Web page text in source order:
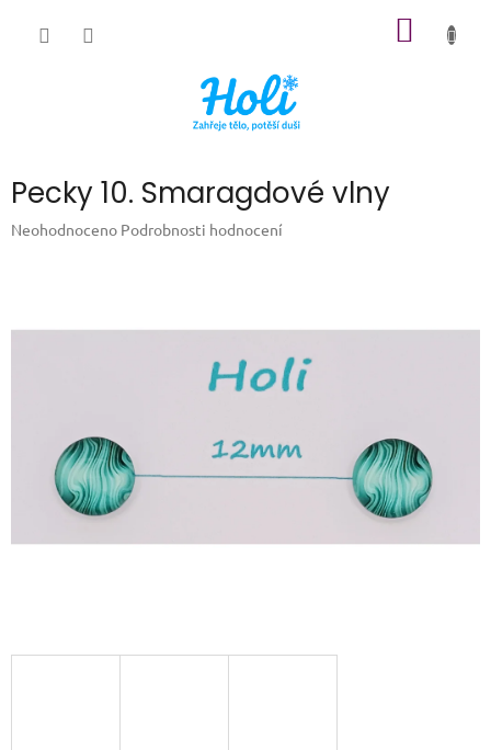
Pecky 10. Smaragdové vlny
Průměrné
z
Neohodnoceno Podrobnosti hodnocení